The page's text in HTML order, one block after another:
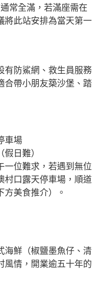
常全滿，若滿座需在
將此站安排為當天第一
有防鯊網、救生員服務
合帶小朋友築沙堡、踏
車場
日難）
一位難求，若遇到無位
村口露天停車場，順道
方美食推介）。
海鮮（椒鹽墨魚仔、清
風情，開業逾五十年的